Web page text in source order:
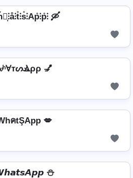
🛶
💅
คtŞApp 💋
⛄